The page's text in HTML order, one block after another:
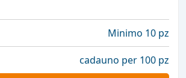
Minimo 10 pz
cadauno per 100 pz